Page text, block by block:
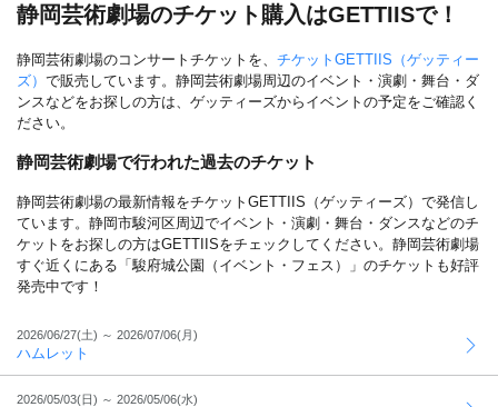
静岡芸術劇場のチケット購入はGETTIISで！
静岡芸術劇場のコンサートチケットを、 チケットGETTIIS（ゲッティー
ズ） で販売しています。静岡芸術劇場周辺のイベント・演劇・舞台・ダ
ンスなどをお探しの方は、ゲッティーズからイベントの予定をご確認く
ださい。
静岡芸術劇場で行われた過去のチケット
静岡芸術劇場の最新情報をチケットGETTIIS（ゲッティーズ）で発信し
ています。静岡市駿河区周辺でイベント・演劇・舞台・ダンスなどのチ
ケットをお探しの方はGETTIISをチェックしてください。静岡芸術劇場
すぐ近くにある「駿府城公園（イベント・フェス）」のチケットも好評
発売中です！
2026/06/27(土) ～ 2026/07/06(月)
ハムレット
2026/05/03(日) ～ 2026/05/06(水)